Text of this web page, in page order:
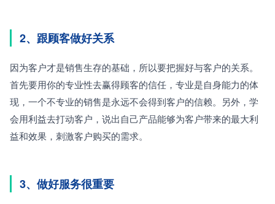
2、跟顾客做好关系
因为客户才是销售生存的基础，所以要把握好与客户的关系。
首先要用你的专业性去赢得顾客的信任，专业是自身能力的体
现，一个不专业的销售是永远不会得到客户的信赖。另外，学
会用利益去打动客户，说出自己产品能够为客户带来的最大利
益和效果，刺激客户购买的需求。
3、做好服务很重要